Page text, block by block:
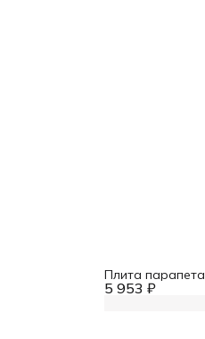
5 953 ₽
Плита парапета